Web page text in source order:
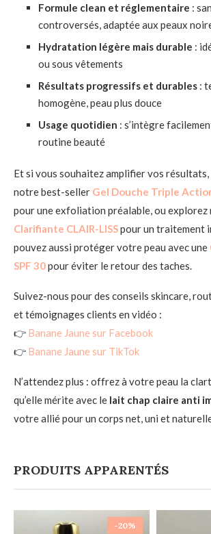
Formule clean et réglementaire :
controversés, adaptée aux peaux
Hydratation légère mais durable :
ou sous vêtements
Résultats progressifs et durables :
homogène, peau plus douce
Usage quotidien : s’intègre
routine beauté
Et si vous souhaitez amplifier vos résultats,
notre best-seller Gel Douche Triple
pour une exfoliation préalable, ou explorez
Clarifiante CLAIR-LISSpour un traitement
pouvez aussi protéger votre peau avec une
SPF 30pour éviter le retour des taches.
Suivez-nous pour des conseils skincare,
et témoignages clients en vidéo :
👉 Banane Jaune sur Facebook
👉 Banane Jaune sur TikTok
N’attendez plus : offrez à votre peau la
qu’elle mérite avec le lait chap claire anti
votre allié pour un corps net, uni et
PRODUITS APPARENTÉS
-20%